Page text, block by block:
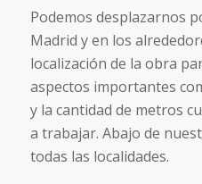
Podemos desplazarnos
Madrid y en los
localización de la obra
aspectos importantes
y la cantidad de metros
a trabajar. Abajo de
todas las localidades.